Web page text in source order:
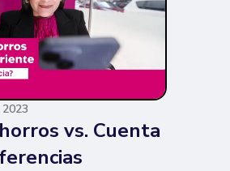
2023
vs. Cuenta